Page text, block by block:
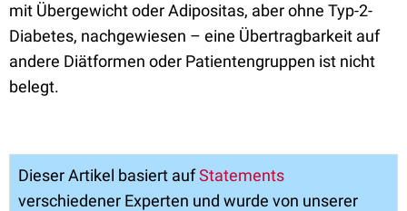
mit Übergewicht oder Adipositas, aber ohne Typ-2-
Diabetes, nachgewiesen – eine Übertragbarkeit auf
andere Diätformen oder Patientengruppen ist nicht
belegt.
Dieser Artikel basiert aufStatements
verschiedener Experten und wurde von unserer